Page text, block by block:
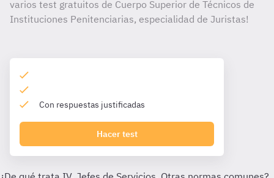
varios test gratuitos de Cuerpo Superior de Técnicos de
Instituciones Penitenciarias, especialidad de Juristas!
Con respuestas justificadas
Hacer test